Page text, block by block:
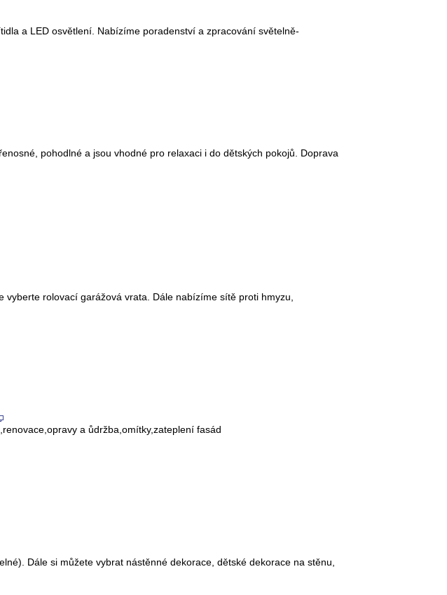
a LED osvětlení. Nabízíme poradenství a zpracování světelně-
pohodlné a jsou vhodné pro relaxaci i do dětských pokojů. Doprava
rolovací garážová vrata. Dále nabízíme sítě proti hmyzu,
a ůdržba,omítky,zateplení fasád
Dále si můžete vybrat nástěnné dekorace, dětské dekorace na stěnu,